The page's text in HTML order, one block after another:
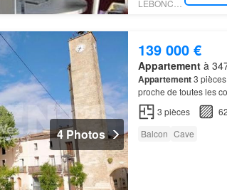
4 Photos
139 000 €
Appartementà
Appartement3 pièces
proche de toutes les
3 pièces
Balcon Cave